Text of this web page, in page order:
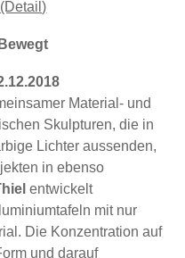
Material- und
Skulpturen, die in
Lichter aussenden,
in ebenso
entwickelt
mit nur
Die Konzentration auf
und darauf